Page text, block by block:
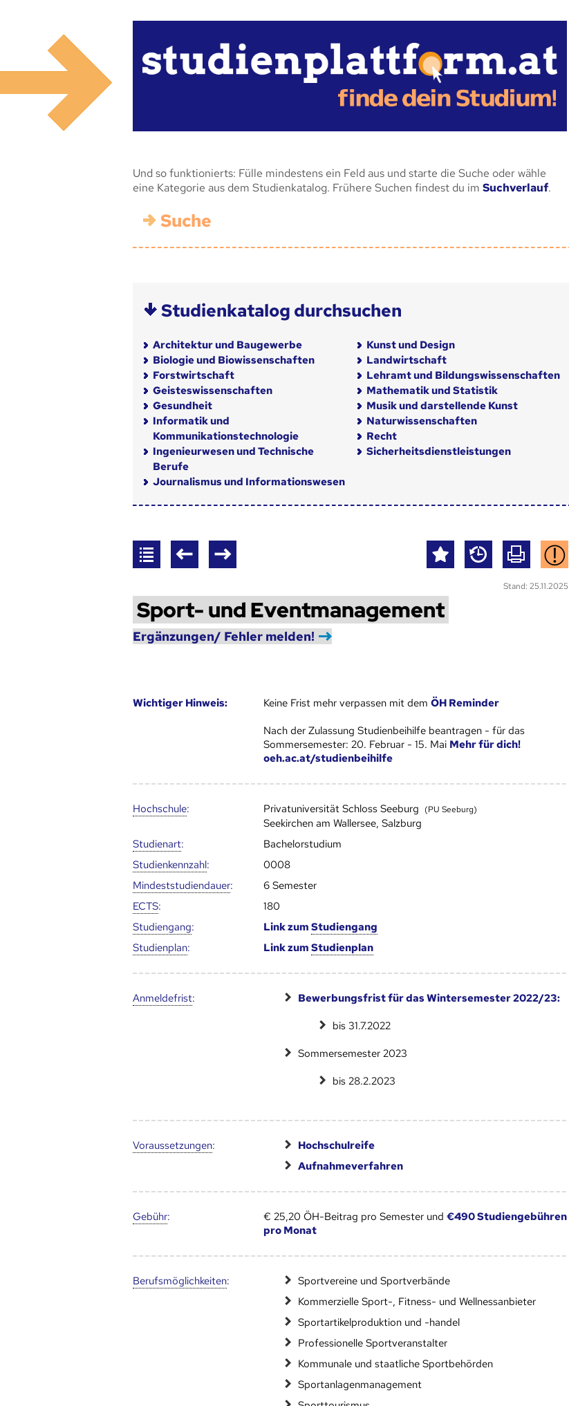
Und so funktionierts: Fülle mindestens ein Feld aus und starte die Suche oder wähle
eine Kategorie aus dem Studienkatalog. Frühere Suchen findest du im Suchverlauf.
Suche
Studienkatalog durchsuchen
Architektur und Baugewerbe
Biologie und Biowissenschaften
Forstwirtschaft
Geisteswissenschaften
Gesundheit
Informatik und
Kommunikationstechnologie
Ingenieurwesen und Technische
Berufe
Journalismus und Informationswesen
Kunst und Design
Landwirtschaft
Lehramt und Bildungswissenschaften
Mathematik und Statistik
Musik und darstellende Kunst
Naturwissenschaften
Recht
Sicherheitsdienstleistungen
Stand: 25.11.2025
Sport- und Eventmanagement
Ergänzungen/ Fehler melden!
Wich­ti­ger Hin­weis: Keine Frist mehr verpassen mit dem ÖH Reminder
Nach der Zulassung Studienbeihilfe beantragen - für das
Sommersemester: 20. Februar - 15. Mai Mehr für dich!
oeh.ac.at/studienbeihilfe
Hoch­schule: Privatuniversität Schloss Seeburg (PU Seeburg)
Seekirchen am Wallersee, Salzburg
Studienart:
Bachelorstudium
Studien­kenn­zahl:
0008
Mindest­studien­dauer:
6 Semester
ECTS:
180
Studien­gang: Link zum Studien­gang
Studien­plan: Link zum Studien­plan
Anmelde­frist: Bewerbungsfrist für das Wintersemester 2022/23:
bis 31.7.2022
Sommersemester 2023
bis 28.2.2023
Voraus­setzungen:
Hochschulreife
Aufnahmeverfahren
Gebühr: € 25,20 ÖH-Beitrag pro Semester und €490 Studiengebühren
pro Monat
Berufs­möglich­keiten:
Sportvereine und Sportverbände
Kommerzielle Sport-, Fitness- und Wellnessanbieter
Sportartikelproduktion und -handel
Professionelle Sportveranstalter
Kommunale und staatliche Sportbehörden
Sportanlagenmanagement